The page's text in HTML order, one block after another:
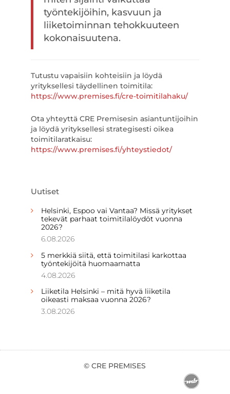
työntekijöihin, kasvuun ja
liiketoiminnan tehokkuuteen
kokonaisuutena.
Tutustu vapaisiin kohteisiin ja löydä
yrityksellesi täydellinen toimitila:
https://www.premises.fi/cre-toimitilahaku/
Ota yhteyttä CRE Premisesin asiantuntijoihin
ja löydä yrityksellesi strategisesti oikea
toimitilaratkaisu:
https://www.premises.fi/yhteystiedot/
Uutiset
Helsinki, Espoo vai Vantaa? Missä yritykset
tekevät parhaat toimitilalöydöt vuonna
2026?
6.08.2026
5 merkkiä siitä, että toimitilasi karkottaa
työntekijöitä huomaamatta
4.08.2026
Liiketila Helsinki – mitä hyvä liiketila
oikeasti maksaa vuonna 2026?
3.08.2026
© CRE PREMISES